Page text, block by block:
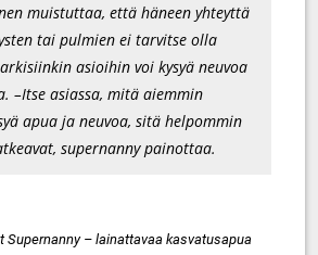
muistuttaa, että häneen yhteyttä
tai pulmien ei tarvitse olla
asioihin voi kysyä neuvoa
–Itse asiassa, mitä aiemmin
apua ja neuvoa, sitä helpommin
supernanny painottaa.
Supernanny – lainattavaa kasvatusapua